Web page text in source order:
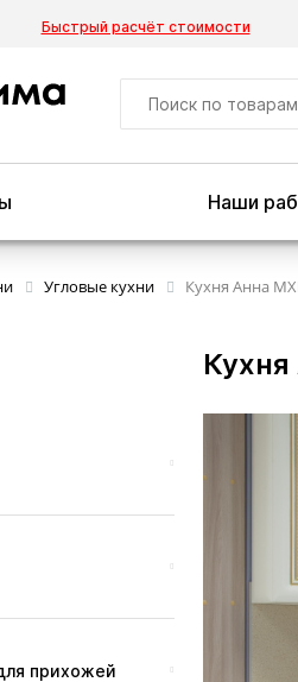
Быстрый расчёт стоимости
Наши
Угловые кухни Кухня Анна
прихожей